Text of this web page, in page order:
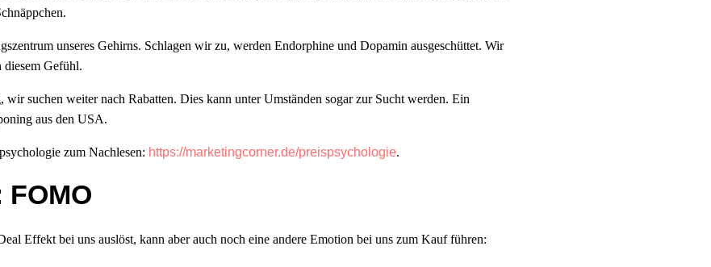
unseres Gehirns. Schlagen wir zu, werden Endorphine und Dopamin ausgeschüttet. Wir
Gefühl.
wir suchen weiter nach Rabatten. Dies kann unter Umständen sogar zur Sucht werden. Ein
aus den USA.
zum Nachlesen: https://marketingcorner.de/preispsychologie.
Effekt bei uns auslöst, kann aber auch noch eine andere Emotion bei uns zum Kauf führen: